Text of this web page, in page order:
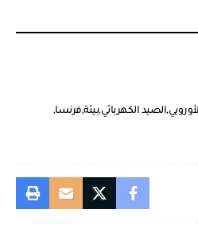
الصيد الكهربائيبيئة فرنسا